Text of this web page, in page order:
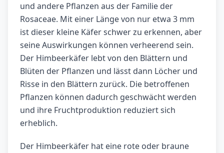
und andere Pflanzen aus der Familie der
Rosaceae. Mit einer Länge von nur etwa 3 mm
ist dieser kleine Käfer schwer zu erkennen, aber
seine Auswirkungen können verheerend sein.
Der Himbeerkäfer lebt von den Blättern und
Blüten der Pflanzen und lässt dann Löcher und
Risse in den Blättern zurück. Die betroffenen
Pflanzen können dadurch geschwächt werden
und ihre Fruchtproduktion reduziert sich
erheblich.
Der Himbeerkäfer hat eine rote oder braune